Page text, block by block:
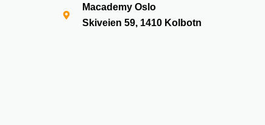
Macademy Oslo
Skiveien 59, 1410 Kolbotn